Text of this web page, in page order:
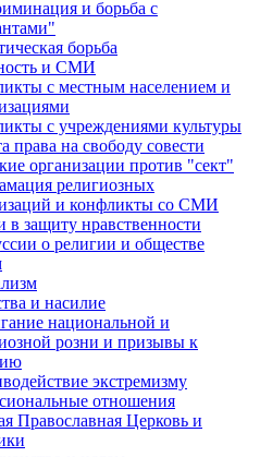
и борьба с
борьба
и СМИ
с местным населением и
с учреждениями культуры
права на свободу совести
организации против "сект"
религиозных
и конфликты со СМИ
в защиту нравственности
о религии и обществе
и насилие
национальной и
розни и призывы к
экстремизму
отношения
Православная Церковь и